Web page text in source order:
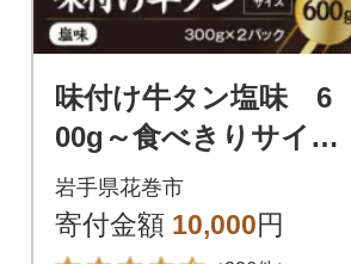
味付け牛タン塩味 6
00g～食べきりサイズ
～(300g×2パック)
岩手県花巻市
寄付金額 10,000円